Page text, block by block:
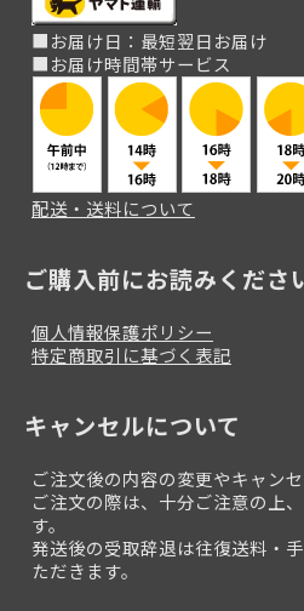
■お届け日：最短翌日お届け
■お届け時間帯サービス
配送・送料について
ご購入前にお読みくださ
個人情報保護ポリシー
特定商取引に基づく表記
キャンセルについて
ご注文後の内容の変更やキャン
ご注文の際は、十分ご注意の上
す。
発送後の受取辞退は往復送料・
ただきます。